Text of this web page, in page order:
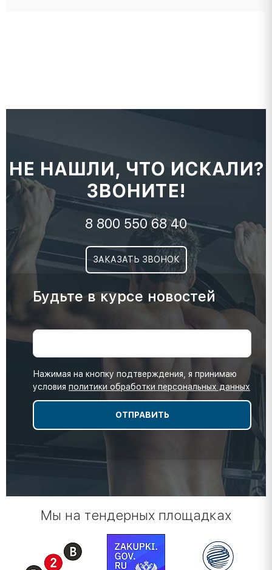
НЕ НАШЛИ, ЧТО ИСКАЛИ?
ЗВОНИТЕ!
8 800 550 68 40
ЗАКАЗАТЬ ЗВОНОК
Будьте в курсе новостей
Нажимая на кнопку подтверждения, я принимаю
условия политики обработки персональных данных
Мы на тендерных площадках